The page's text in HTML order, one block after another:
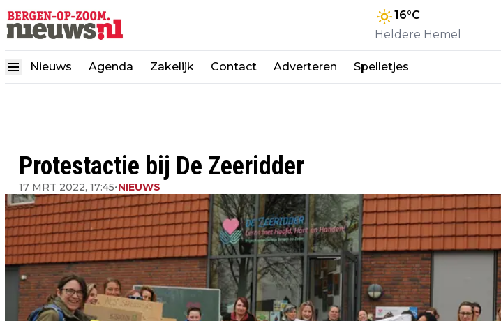
16°C
Heldere Hemel
Nieuws Agenda Zakelijk Contact Adverteren Spelletjes
Protestactie bij De Zeeridder
17 MRT 2022, 17:45•NIEUWS